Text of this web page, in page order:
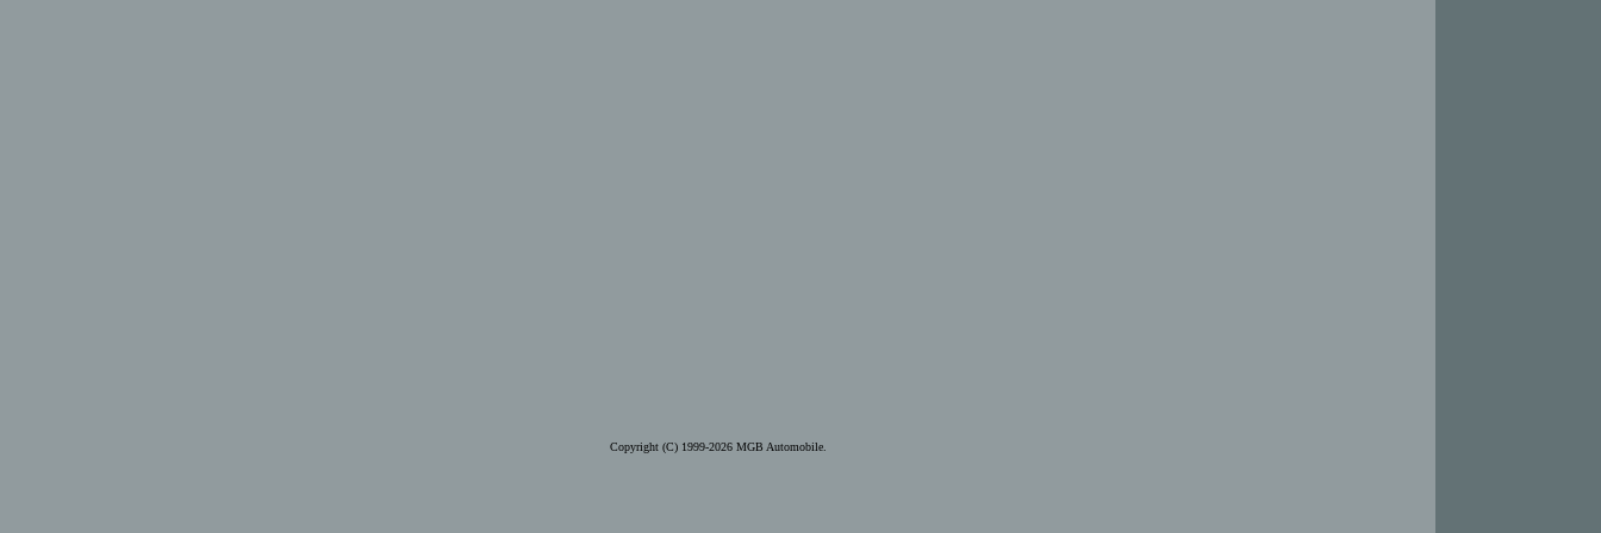
Copyright (C) 1999-2026 MGB Automobile.